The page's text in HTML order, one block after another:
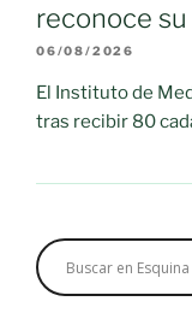
reconoce
06/08/2026
El Instituto de
tras recibir 80